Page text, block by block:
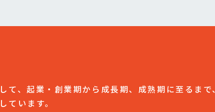
、起業・創業期から成長期、成熟期に至るまで
います。